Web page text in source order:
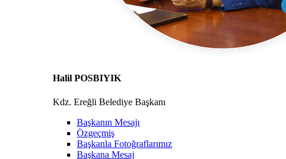
Halil POSBIYIK
Kdz. Ereğli Belediye Başkanı
Başkanın Mesajı
Özgeçmiş
Başkanla Fotoğraflarımız
Başkana Mesaj